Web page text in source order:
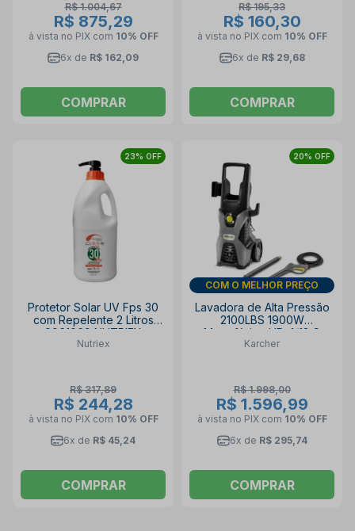
R$ 1.004,67
R$ 875,29
à vista no PIX com 10% OFF
6x de R$ 162,09
COMPRAR
R$ 195,33
R$ 160,30
à vista no PIX com 10% OFF
6x de R$ 29,68
COMPRAR
23% OFF
Protetor Solar UV Fps 30
com Repelente 2 Litros
0061069 NUTRIEX
Nutriex
R$ 317,89
R$ 244,28
à vista no PIX com 10% OFF
6x de R$ 45,24
COMPRAR
20% OFF
COM O MELHOR PREÇO
Lavadora de Alta Pressão
2100LBS 1900W
Monofásico HD 4/13 C
KARCHER
Karcher
R$ 1.998,00
R$ 1.596,99
à vista no PIX com 10% OFF
6x de R$ 295,74
COMPRAR